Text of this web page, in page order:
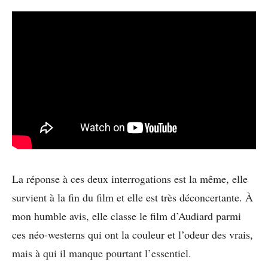
La réponse à ces deux interrogations est la même, elle
survient à la fin du film et elle est très déconcertante. À
mon humble avis, elle classe le film d’Audiard parmi
ces néo-westerns qui ont la couleur et l’odeur des vrais,
mais à qui il manque pourtant l’essentiel.